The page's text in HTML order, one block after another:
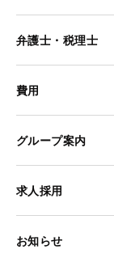
弁護士・税理士
費用
グループ案内
求人採用
お知らせ